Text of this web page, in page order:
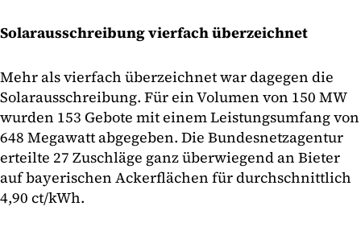
Solarausschreibung vierfach überzeichnet
Mehr als vierfach überzeichnet war dagegen die
Solarausschreibung. Für ein Volumen von 150 MW
wurden 153 Gebote mit einem Leistungsumfang von
648 Megawatt abgegeben. Die Bundesnetzagentur
erteilte 27 Zuschläge ganz überwiegend an Bieter
auf bayerischen Ackerflächen für durchschnittlich
4,90 ct/kWh.